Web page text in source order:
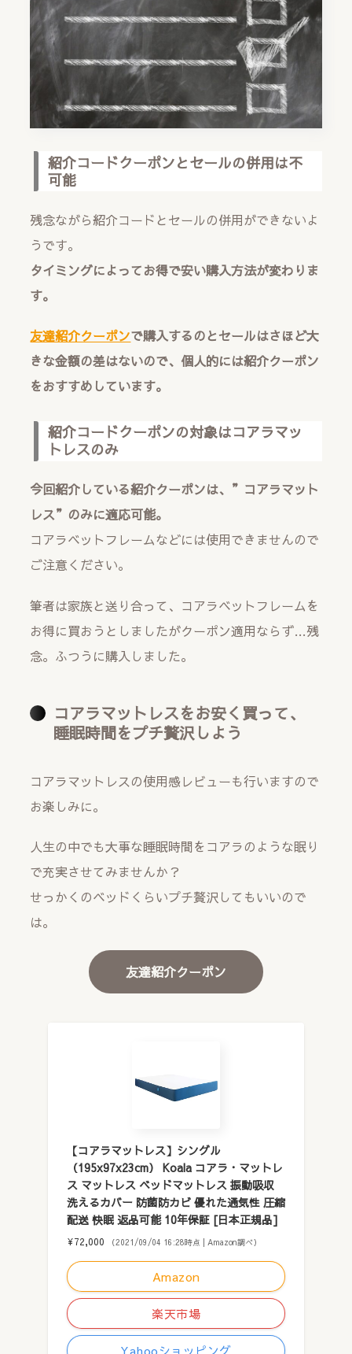
紹介コードクーポンとセールの併用は不
可能
残念ながら紹介コードとセールの併用ができないよ
うです。
タイミングによってお得で安い購入方法が変わりま
す。
友達紹介クーポンで購入するのとセールはさほど大
きな金額の差はないので、個人的には紹介クーポン
をおすすめしています。
紹介コードクーポンの対象はコアラマッ
トレスのみ
今回紹介している紹介クーポンは、”コアラマット
レス”のみに適応可能。
コアラベットフレームなどには使用できませんので
ご注意ください。
筆者は家族と送り合って、コアラベットフレームを
お得に買おうとしましたがクーポン適用ならず…残
念。ふつうに購入しました。
コアラマットレスをお安く買って、
睡眠時間をプチ贅沢しよう
コアラマットレスの使用感レビューも行いますので
お楽しみに。
人生の中でも大事な睡眠時間をコアラのような眠り
で充実させてみませんか？
せっかくのベッドくらいプチ贅沢してもいいので
は。
友達紹介クーポン
【コアラマットレス】シングル
（195x97x23cm） Koala コアラ・マットレ
ス マットレス ベッドマットレス 振動吸収
洗えるカバー 防菌防カビ 優れた通気性 圧縮
配送 快眠 返品可能 10年保証 [日本正規品]
¥72,000 （2021/09/04 16:28時点 | Amazon調べ）
Amazon
楽天市場
Yahooショッピング